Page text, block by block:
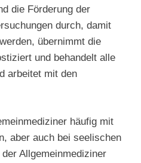
die Förderung der
durch, damit
übernimmt die
und behandelt alle
arbeitet mit den
häufig mit
aber auch bei seelischen
Allgemeinmediziner